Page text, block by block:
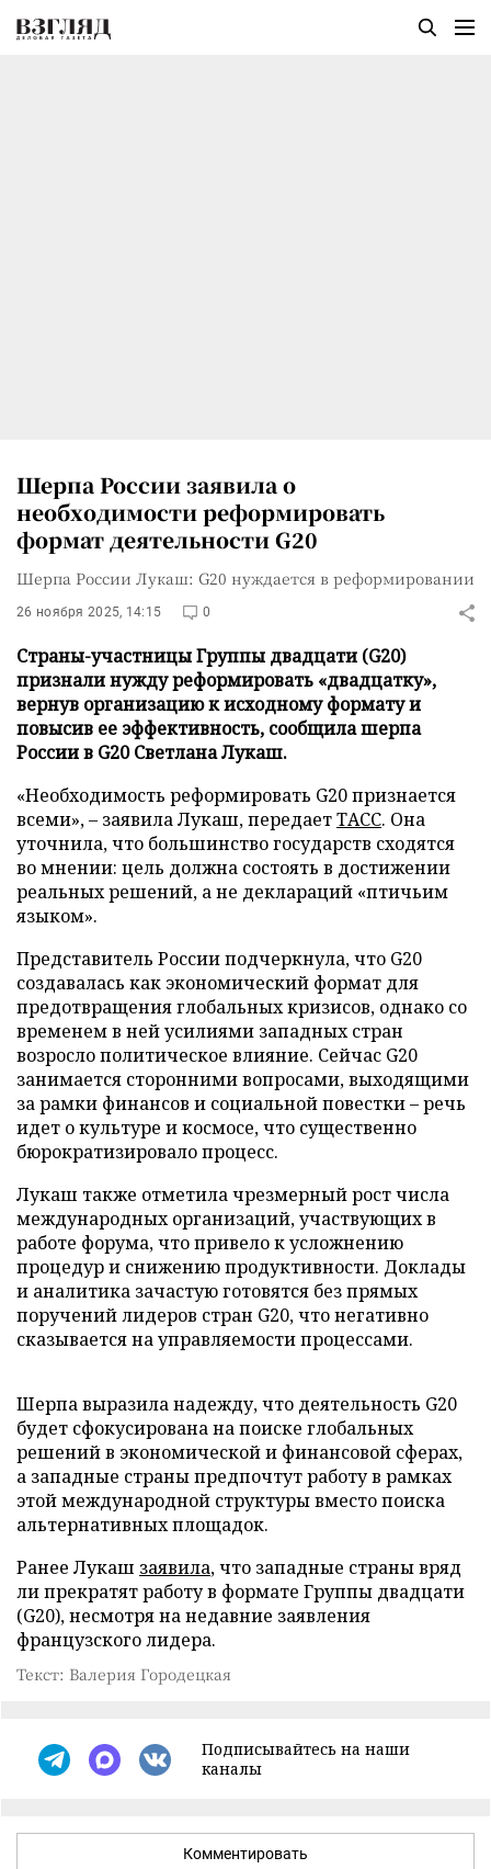
Шерпа России заявила о
необходимости реформировать
формат деятельности G20
Шерпа России Лукаш: G20 нуждается в реформировании
26 ноября 2025, 14:15 0
Страны-участницы Группы двадцати (G20)
признали нужду реформировать «двадцатку»,
вернув организацию к исходному формату и
повысив ее эффективность, сообщила шерпа
России в G20 Светлана Лукаш.
«Необходимость реформировать G20 признается
всеми», – заявила Лукаш, передаетТАСС. Она
уточнила, что большинство государств сходятся
во мнении: цель должна состоять в достижении
реальных решений, а не деклараций «птичьим
языком».
Представитель России подчеркнула, что G20
создавалась как экономический формат для
предотвращения глобальных кризисов, однако со
временем в ней усилиями западных стран
возросло политическое влияние. Сейчас G20
занимается сторонними вопросами, выходящими
за рамки финансов и социальной повестки – речь
идет о культуре и космосе, что существенно
бюрократизировало процесс.
Лукаш также отметила чрезмерный рост числа
международных организаций, участвующих в
работе форума, что привело к усложнению
процедур и снижению продуктивности. Доклады
и аналитика зачастую готовятся без прямых
поручений лидеров стран G20, что негативно
сказывается на управляемости процессами.
Шерпа выразила надежду, что деятельность G20
будет сфокусирована на поиске глобальных
решений в экономической и финансовой сферах,
а западные страны предпочтут работу в рамках
этой международной структуры вместо поиска
альтернативных площадок.
Ранее Лукаш заявила, что западные страны вряд
ли прекратят работу в формате Группы двадцати
(G20), несмотря на недавние заявления
французского лидера.
Текст: Валерия Городецкая
Подписывайтесь на наши
каналы
Комментировать